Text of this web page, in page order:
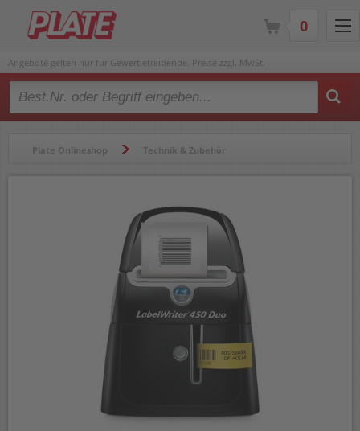
Angebote gelten nur für Gewerbetreibende. Preise zzgl. MwSt.
Type 2 or more characters for results.
Plate Onlineshop Technik & Zubehör
Dymo Labelwriter 450 Duo S0838920
0